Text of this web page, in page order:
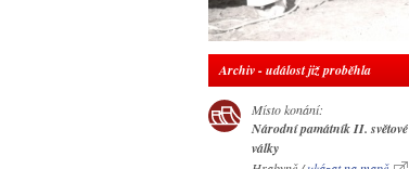
Archiv - událost již proběhla
Místo konání:
Národní památník II. světové
války